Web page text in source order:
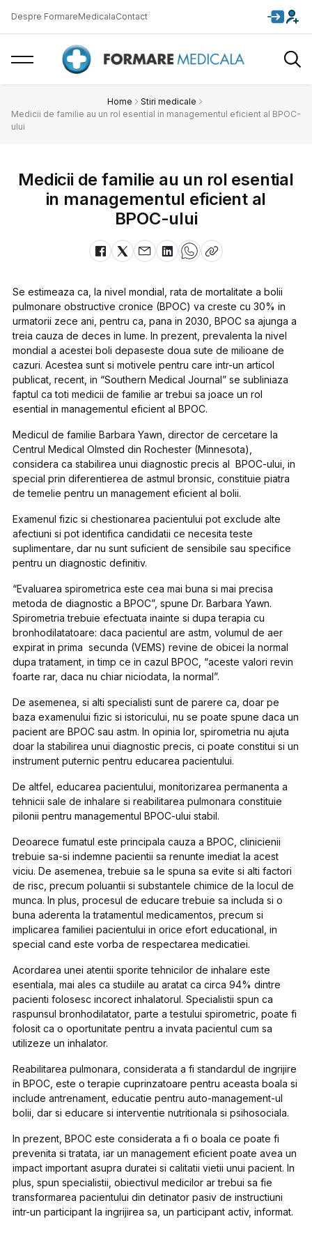
Despre FormareMedicalaContact
Home
Stiri medicale
Medicii de familie au un rol esential in managementul eficient al BPOC-
ului
Medicii de familie au un rol esential
in managementul eficient al
BPOC-ului
Se estimeaza ca, la nivel mondial, rata de mortalitate a bolii
pulmonare obstructive cronice (BPOC) va creste cu 30% in
urmatorii zece ani, pentru ca, pana in 2030, BPOC sa ajunga a
treia cauza de deces in lume. In prezent, prevalenta la nivel
mondial a acestei boli depaseste doua sute de milioane de
cazuri. Acestea sunt si motivele pentru care intr-un articol
publicat, recent, in “Southern Medical Journal” se subliniaza
faptul ca toti medicii de familie ar trebui sa joace un rol
esential in managementul eficient al BPOC.
Medicul de familie Barbara Yawn, director de cercetare la
Centrul Medical Olmsted din Rochester (Minnesota),
considera ca stabilirea unui diagnostic precis al BPOC-ului, in
special prin diferentierea de astmul bronsic, constituie piatra
de temelie pentru un management eficient al bolii.
Examenul fizic si chestionarea pacientului pot exclude alte
afectiuni si pot identifica candidatii ce necesita teste
suplimentare, dar nu sunt suficient de sensibile sau specifice
pentru un diagnostic definitiv.
“Evaluarea spirometrica este cea mai buna si mai precisa
metoda de diagnostic a BPOC”, spune Dr. Barbara Yawn.
Spirometria trebuie efectuata inainte si dupa terapia cu
bronhodilatatoare: daca pacientul are astm, volumul de aer
expirat in prima secunda (VEMS) revine de obicei la normal
dupa tratament, in timp ce in cazul BPOC, “aceste valori revin
foarte rar, daca nu chiar niciodata, la normal”.
De asemenea, si alti specialisti sunt de parere ca, doar pe
baza examenului fizic si istoricului, nu se poate spune daca un
pacient are BPOC sau astm. In opinia lor, spirometria nu ajuta
doar la stabilirea unui diagnostic precis, ci poate constitui si un
instrument puternic pentru educarea pacientului.
De altfel, educarea pacientului, monitorizarea permanenta a
tehnicii sale de inhalare si reabilitarea pulmonara constituie
pilonii pentru managementul BPOC-ului stabil.
Deoarece fumatul este principala cauza a BPOC, clinicienii
trebuie sa-si indemne pacientii sa renunte imediat la acest
viciu. De asemenea, trebuie sa le spuna sa evite si alti factori
de risc, precum poluantii si substantele chimice de la locul de
munca. In plus, procesul de educare trebuie sa includa si o
buna aderenta la tratamentul medicamentos, precum si
implicarea familiei pacientului in orice efort educational, in
special cand este vorba de respectarea medicatiei.
Acordarea unei atentii sporite tehnicilor de inhalare este
esentiala, mai ales ca studiile au aratat ca circa 94% dintre
pacienti folosesc incorect inhalatorul. Specialistii spun ca
raspunsul bronhodilatator, parte a testului spirometric, poate fi
folosit ca o oportunitate pentru a invata pacientul cum sa
utilizeze un inhalator.
Reabilitarea pulmonara, considerata a fi standardul de ingrijire
in BPOC, este o terapie cuprinzatoare pentru aceasta boala si
include antrenament, educatie pentru auto-management-ul
bolii, dar si educare si interventie nutritionala si psihosociala.
In prezent, BPOC este considerata a fi o boala ce poate fi
prevenita si tratata, iar un management eficient poate avea un
impact important asupra duratei si calitatii vietii unui pacient. In
plus, spun specialistii, obiectivul medicilor ar trebui sa fie
transformarea pacientului din detinator pasiv de instructiuni
intr-un participant la ingrijirea sa, un participant activ, informat.